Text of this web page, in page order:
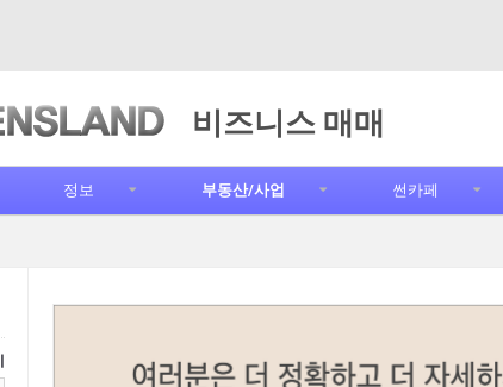
비즈니스 매매
정보 부동산/사업 썬카페